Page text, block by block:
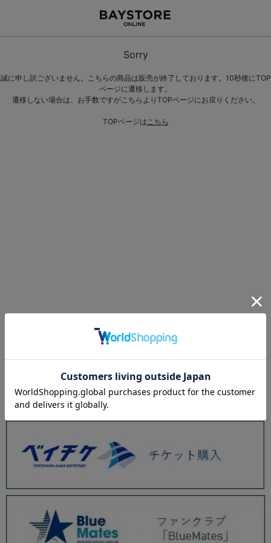
Sorry
誠に申し訳ございません。こちらの商品は販売が終了しております。10秒後にTOP
ページに遷移します。
遷移しない場合は、お手数ですがこちらよりTOPページにお戻りください。
TOPページはこちら